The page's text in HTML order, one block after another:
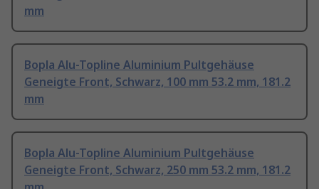
mm
Bopla Alu-Topline Aluminium Pultgehäuse
Geneigte Front, Schwarz, 100 mm 53.2 mm, 181.2
mm
Bopla Alu-Topline Aluminium Pultgehäuse
Geneigte Front, Schwarz, 250 mm 53.2 mm, 181.2